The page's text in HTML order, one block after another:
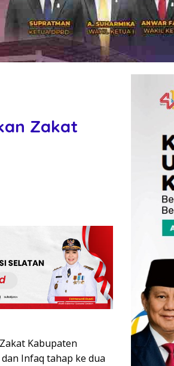
Zakat
Zakat Kabupaten
Infaq tahap ke dua